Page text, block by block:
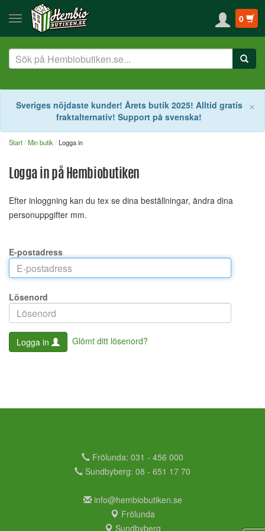
0
×
Sveriges nöjdaste kunder! Årets butik 2025! Alltid gratis
fraktalternativ! Support på svenska!
Start Min butik Logga in
Logga in på Hembiobutiken
Efter inloggning kan du tex se dina beställningar, ändra dina
personuppgifter mm.
E-postadress
Lösenord
Logga in Glömt ditt lösenord?
Frölunda: 031 - 456 000
Sundbyberg: 08 - 651 17 70
info@hembiobutiken.se
Frölunda
Sundbyberg